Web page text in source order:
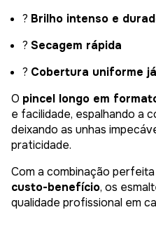
? Brilho intenso e
? Secagem rápida
? Cobertura uniforme
O pincel longo em
e facilidade, espalhando a
deixando as unhas
praticidade.
Com a combinação
custo-benefício, os
qualidade profissional em